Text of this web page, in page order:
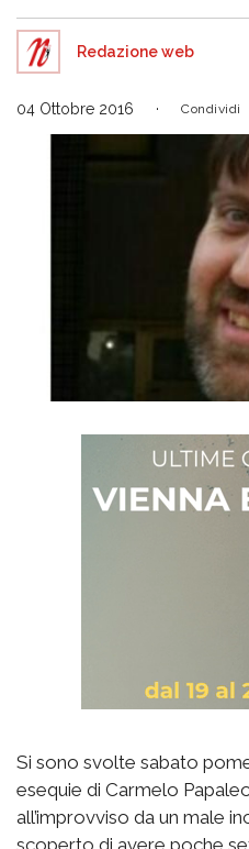
Redazione web
04 Ottobre 2016 Condividi
Si sono svolte sabato
esequie di Carmelo
all’improvviso da un male
scoperto di avere poche